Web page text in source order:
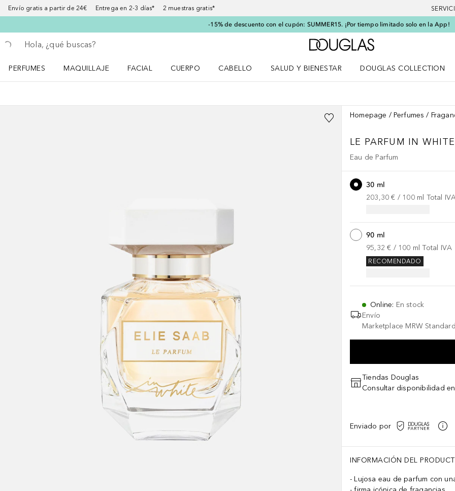
Envío gratis a partir de 24€ Entrega en 2-3 días* 2 muestras gratis*
-15% de descuento con el cupón: SUMMER15. ¡Por tiempo limitado solo en la App!
Regresar
Ejecutar búsqueda
A Douglas Home
PERFUMES
MAQUILLAJE
FACIAL
CUERPO
CABELLO
SALUD Y BIENESTAR
DOUGLAS COLLECTION
Homepage Perfumes
LE PARFUM IN WHITE
Eau de Parfum
30 ml
203,30 € / 100 ml Total
90 ml
95,32 € / 100 ml Total IVA
RECOMENDADO
Online: En stock
Envío
Marketplace MRW
Tiendas Douglas
Consultar disponibilidad
Enviado por
INFORMACIÓN DEL
Lujosa eau de parfum con